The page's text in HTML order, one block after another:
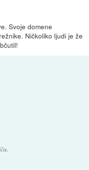
Svoje domene
Ničkoliko ljudi je že